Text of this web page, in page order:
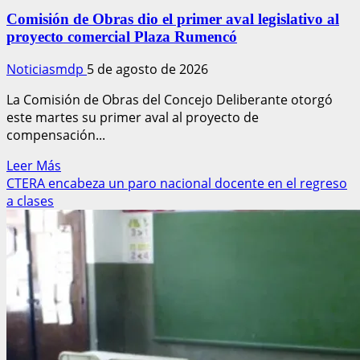
Comisión de Obras dio el primer aval legislativo al
proyecto comercial Plaza Rumencó
Noticiasmdp 5 de agosto de 2026
La Comisión de Obras del Concejo Deliberante otorgó
este martes su primer aval al proyecto de
compensación...
Leer Más
más
de
Comisión
Obras
dio
el
primer
CTERA encabeza un paro nacional docente en el regreso
a clases